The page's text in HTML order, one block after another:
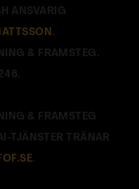
ANSVARIG
.
& FRAMSTEG.
& FRAMSTEG
TJÄNSTER TRÄNAR
.